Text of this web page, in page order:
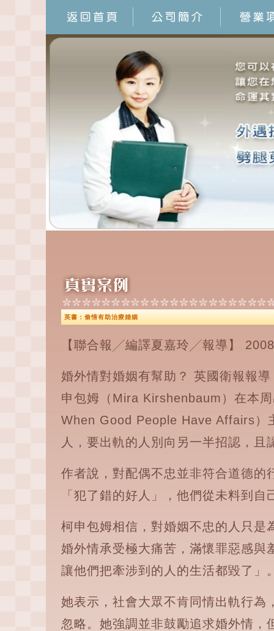
英書：偷情有助治療婚姻
【聯合報╱編譯夏嘉玲╱報導】
婚外情對婚姻有幫助？ 英國衛報報
申包姆（Mira Kirshenbaum）在本
When Good People Have Affairs）
人，要出軌的人別向另一半招認，
作者說，對配偶不忠並非符合道德的
「犯了錯的好人」，他們從未料到
柯申包姆相信，對婚姻不忠的人只是
婚外情承受極大痛苦，滿懷罪惡感與
讓他們把牽涉到的人的生活都毀了」
她表示，社會大眾不肯同情出軌行為
忽略。她強調並非鼓勵追求婚外情